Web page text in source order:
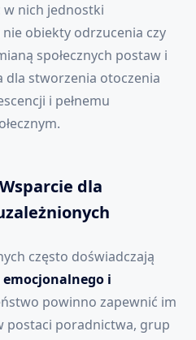
w nich jednostki
obiekty odrzucenia czy
społecznych postaw i
dla stworzenia otoczenia
i pełnemu
dla
często doświadczają
i
powinno zapewnić im
postaci poradnictwa, grup